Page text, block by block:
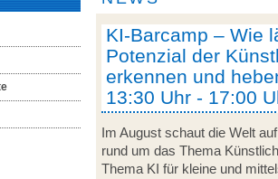
KI-Barcamp – Wie
Potenzial der
erkennen und
13:30 Uhr - 17:00
Im August schaut die Welt
rund um das Thema
Thema KI für kleine und